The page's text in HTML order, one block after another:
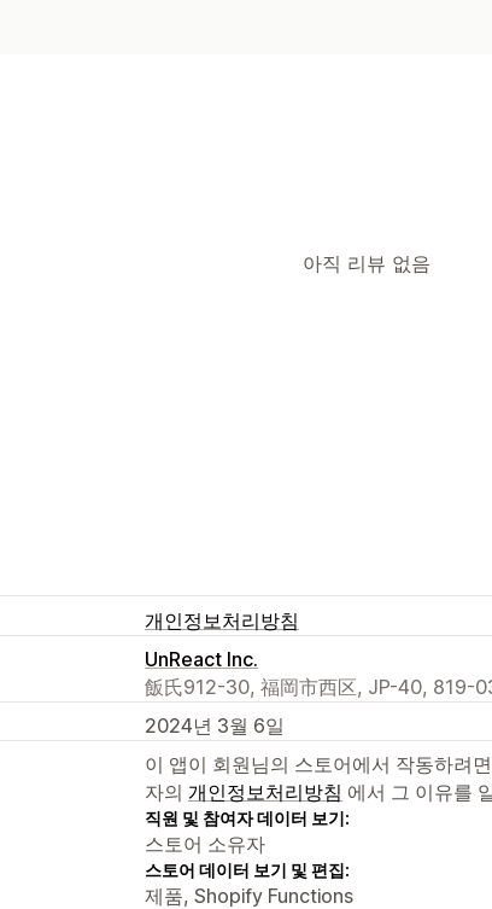
아직 리뷰 없음
개인정보처리방침
UnReact Inc.
飯氏912-30, 福岡市西区, JP-40, 819-
2024년 3월 6일
이 앱이 회원님의 스토어에서 작동하려
자의 개인정보처리방침 에서 그 이유를
직원 및 참여자 데이터 보기:
스토어 소유자
스토어 데이터 보기 및 편집:
제품, Shopify Functions